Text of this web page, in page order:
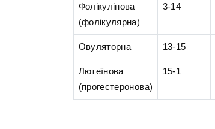
Фолікулінова
(фолікулярна)
3-14
Овуляторна 13-15
Лютеїнова
(прогестеронова)
15-1